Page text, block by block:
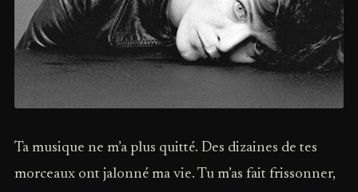
Ta musique ne m’a plus quitté. Des dizaines de tes
morceaux ont jalonné ma vie. Tu m’as fait frissonner,